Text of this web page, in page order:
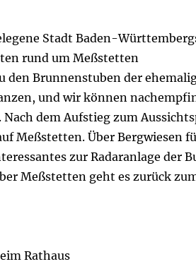
Stadt Baden-
rund um Meßstetten
den Brunnenstuben der
und wir können
Nach dem Aufstieg zum
Meßstetten. Über Bergwiesen
zur Radaranlage der
Meßstetten geht es zurück
Rathaus